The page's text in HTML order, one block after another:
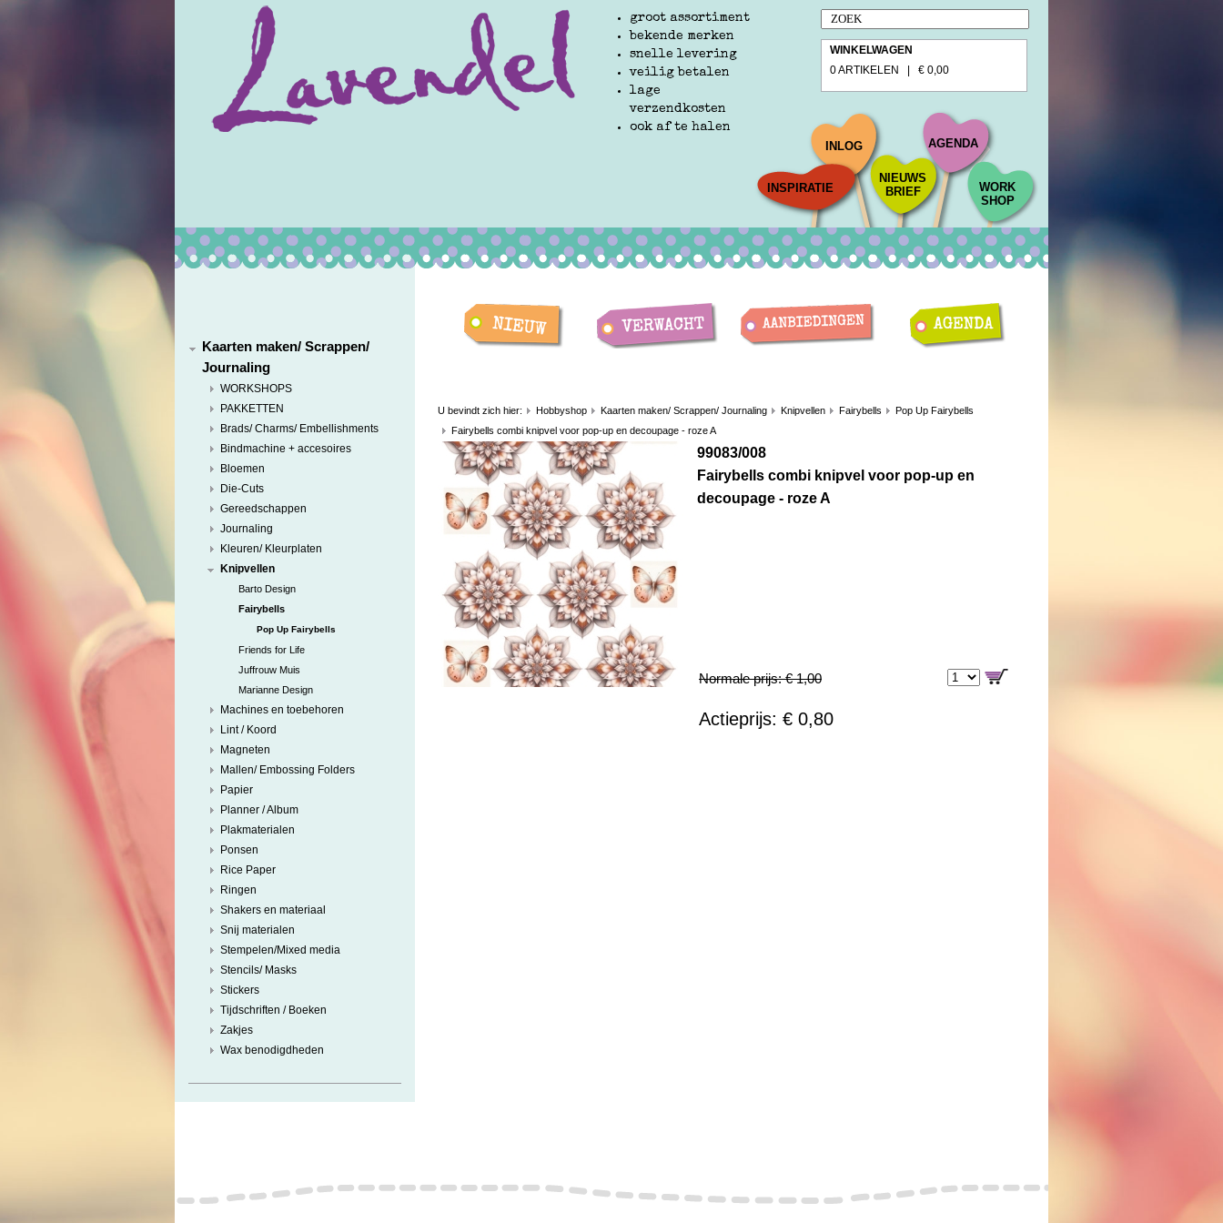
groot assortiment
bekende merken
snelle levering
veilig betalen
lage
verzendkosten
ook af te halen
WINKELWAGEN
0 ARTIKELEN | € 0,00
INSPIRATIE
INLOG
NIEUWS
BRIEF
AGENDA
WORK
SHOP
Kaarten maken/ Scrappen/
Journaling
WORKSHOPS
PAKKETTEN
Brads/ Charms/ Embellishments
Bindmachine + accesoires
Bloemen
Die-Cuts
Gereedschappen
Journaling
Kleuren/ Kleurplaten
Knipvellen
Barto Design
Fairybells
Pop Up Fairybells
Friends for Life
Juffrouw Muis
Marianne Design
Machines en toebehoren
Lint / Koord
Magneten
Mallen/ Embossing Folders
Papier
Planner / Album
Plakmaterialen
Ponsen
Rice Paper
Ringen
Shakers en materiaal
Snij materialen
Stempelen/Mixed media
Stencils/ Masks
Stickers
Tijdschriften / Boeken
Zakjes
Wax benodigdheden
U bevindt zich hier: Hobbyshop Kaarten maken/ Scrappen/ Journaling Knipvellen Fairybells
Pop Up Fairybells
Fairybells combi knipvel voor pop-up en decoupage - roze A
99083/008
Fairybells combi knipvel voor pop-up en
decoupage - roze A
Normale prijs: € 1,00
Actieprijs: € 0,80